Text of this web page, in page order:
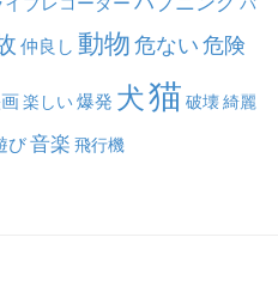
バ
仲良し 動物 危ない 危険
楽しい爆発 犬猫 破壊綺麗
び音楽 飛行機